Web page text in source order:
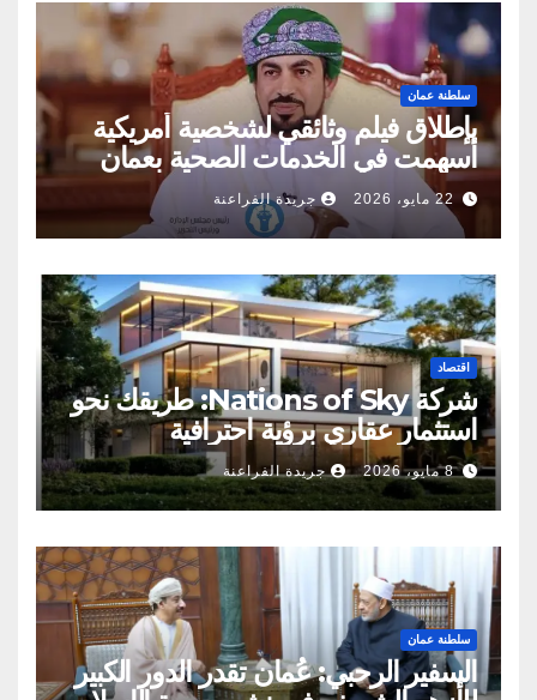
سلطنة عمان
بإطلاق فيلم وثائقي لشخصية أمريكية
أسهمت في الخدمات الصحية بعمان
22 مايو، 2026 جريدة الفراعنة
اقتصاد
شركة Nations of Sky: طريقك نحو
استثمار عقاري برؤية احترافية
8 مايو، 2026 جريدة الفراعنة
سلطنة عمان
السفير الرحبي: عُمان تقدر الدور الكبير